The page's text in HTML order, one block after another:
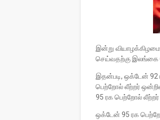
இன்று வியாழக்கிழமை
செய்வதற்கு இலங்கை
இதன்படி, ஒக்டேன் 92
பெற்றோல் லீற்றர்
95 ரக பெற்றோல் லீற்றர்
ஒக்டேன் 95 ரக